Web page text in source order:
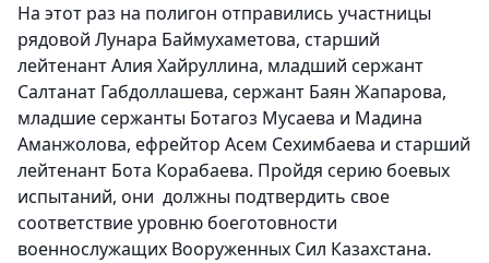
На этот раз на полигон отправились участницы
рядовой Лунара Баймухаметова, старший
лейтенант Алия Хайруллина, младший сержант
Салтанат Габдоллашева, сержант Баян Жапарова,
младшие сержанты Ботагоз Мусаева и Мадина
Аманжолова, ефрейтор Асем Сехимбаева и старший
лейтенант Бота Корабаева. Пройдя серию боевых
испытаний, они должны подтвердить свое
соответствие уровню боеготовности
военнослужащих Вооруженных Сил Казахстана.